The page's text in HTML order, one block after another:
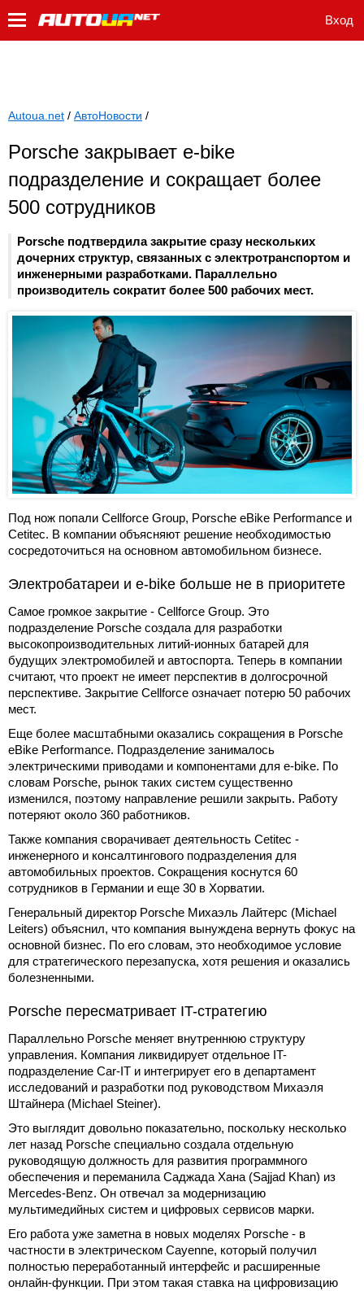
Вход
Autoua.net / АвтоНовости /
Porsche закрывает e-bike
подразделение и сокращает более
500 сотрудников
Porsche подтвердила закрытие сразу нескольких
дочерних структур, связанных с электротранспортом и
инженерными разработками. Параллельно
производитель сократит более 500 рабочих мест.
Под нож попали Cellforce Group, Porsche eBike Performance и
Cetitec. В компании объясняют решение необходимостью
сосредоточиться на основном автомобильном бизнесе.
Электробатареи и e-bike больше не в приоритете
Самое громкое закрытие - Cellforce Group. Это
подразделение Porsche создала для разработки
высокопроизводительных литий-ионных батарей для
будущих электромобилей и автоспорта. Теперь в компании
считают, что проект не имеет перспектив в долгосрочной
перспективе. Закрытие Cellforce означает потерю 50 рабочих
мест.
Еще более масштабными оказались сокращения в Porsche
eBike Performance. Подразделение занималось
электрическими приводами и компонентами для e-bike. По
словам Porsche, рынок таких систем существенно
изменился, поэтому направление решили закрыть. Работу
потеряют около 360 работников.
Также компания сворачивает деятельность Cetitec -
инженерного и консалтингового подразделения для
автомобильных проектов. Сокращения коснутся 60
сотрудников в Германии и еще 30 в Хорватии.
Генеральный директор Porsche Михаэль Лайтерс (Michael
Leiters) объяснил, что компания вынуждена вернуть фокус на
основной бизнес. По его словам, это необходимое условие
для стратегического перезапуска, хотя решения и оказались
болезненными.
Porsche пересматривает IT-стратегию
Параллельно Porsche меняет внутреннюю структуру
управления. Компания ликвидирует отдельное IT-
подразделение Car-IT и интегрирует его в департамент
исследований и разработки под руководством Михаэля
Штайнера (Michael Steiner).
Это выглядит довольно показательно, поскольку несколько
лет назад Porsche специально создала отдельную
руководящую должность для развития программного
обеспечения и переманила Саджада Хана (Sajjad Khan) из
Mercedes-Benz. Он отвечал за модернизацию
мультимедийных систем и цифровых сервисов марки.
Его работа уже заметна в новых моделях Porsche - в
частности в электрическом Cayenne, который получил
полностью переработанный интерфейс и расширенные
онлайн-функции. При этом такая ставка на цифровизацию